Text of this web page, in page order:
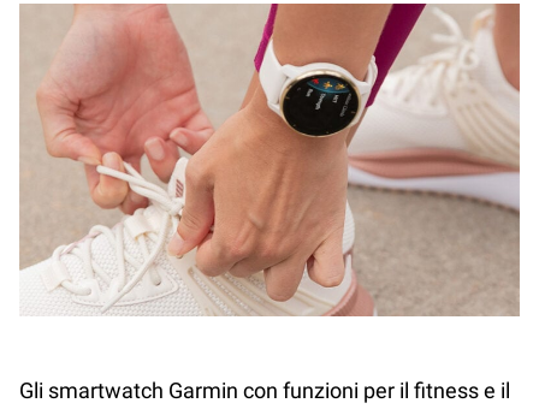
Gli smartwatch Garmin con funzioni per il fitness e il